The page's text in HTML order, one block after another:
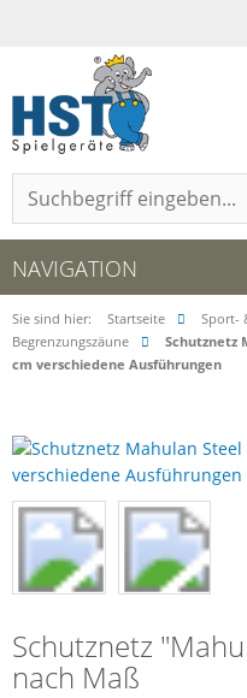
NAVIGATION
Sie sind hier: Startseite Sport-
Begrenzungszäune
Schutznetz
cm verschiedene Ausführungen
Schutznetz
nach Maß